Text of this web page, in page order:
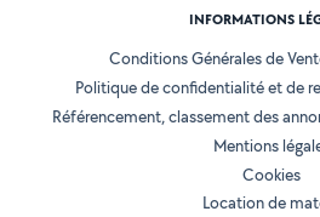
INFORMATIONS
Conditions Générales de
Politique de confidentialité et de
Référencement, classement des
Mentions
Cookies
Location de